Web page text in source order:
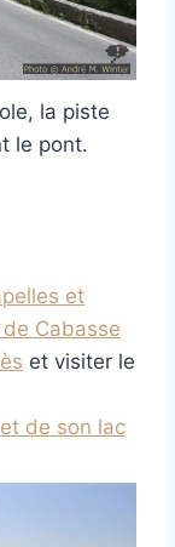
la piste
le pont.
et
Cabasse
et visiter le
de son lac